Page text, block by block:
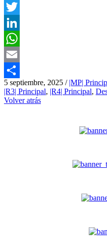
Facebook
Twitter
LinkedIn
WhatsApp
Email
Compartir
5 septiembre, 2025 / |MP|
|R3| Principal, |R4| Principal,
Volver atrás